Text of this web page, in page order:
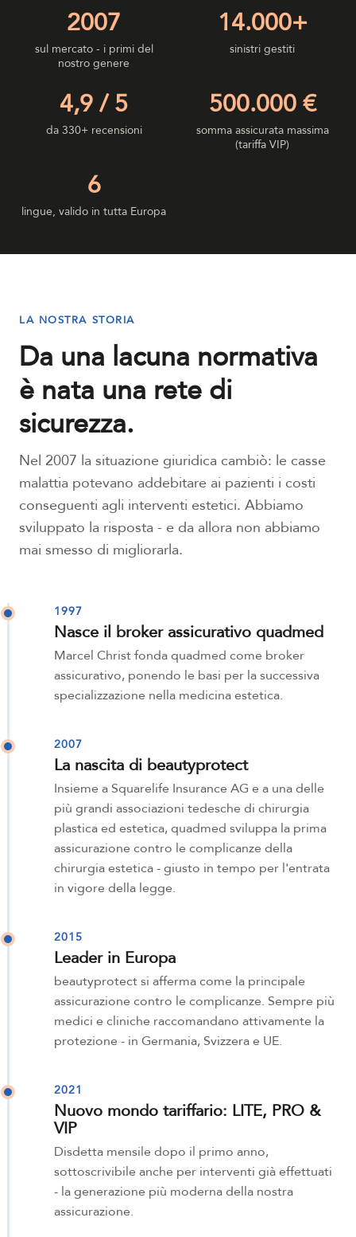
2007
sul mercato - i primi del
nostro genere
14.000+
sinistri gestiti
4,9 / 5
da 330+ recensioni
500.000 €
somma assicurata massima
(tariffa VIP)
6
lingue, valido in tutta Europa
LA NOSTRA STORIA
Da una lacuna normativa
è nata una rete di
sicurezza.
Nel 2007 la situazione giuridica cambiò: le casse
malattia potevano addebitare ai pazienti i costi
conseguenti agli interventi estetici. Abbiamo
sviluppato la risposta - e da allora non abbiamo
mai smesso di migliorarla.
1997
Nasce il broker assicurativo quadmed
Marcel Christ fonda quadmed come broker
assicurativo, ponendo le basi per la successiva
specializzazione nella medicina estetica.
2007
La nascita di beautyprotect
Insieme a Squarelife Insurance AG e a una delle
più grandi associazioni tedesche di chirurgia
plastica ed estetica, quadmed sviluppa la prima
assicurazione contro le complicanze della
chirurgia estetica - giusto in tempo per l'entrata
in vigore della legge.
2015
Leader in Europa
beautyprotect si afferma come la principale
assicurazione contro le complicanze. Sempre più
medici e cliniche raccomandano attivamente la
protezione - in Germania, Svizzera e UE.
2021
Nuovo mondo tariffario: LITE, PRO &
VIP
Disdetta mensile dopo il primo anno,
sottoscrivibile anche per interventi già effettuati
- la generazione più moderna della nostra
assicurazione.